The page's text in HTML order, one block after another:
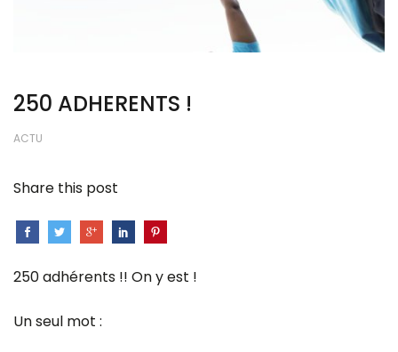
250 ADHERENTS !
ACTU
Share this post
250 adhérents !! On y est !
Un seul mot :